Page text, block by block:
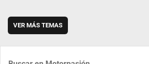
VER MÁS TEMAS